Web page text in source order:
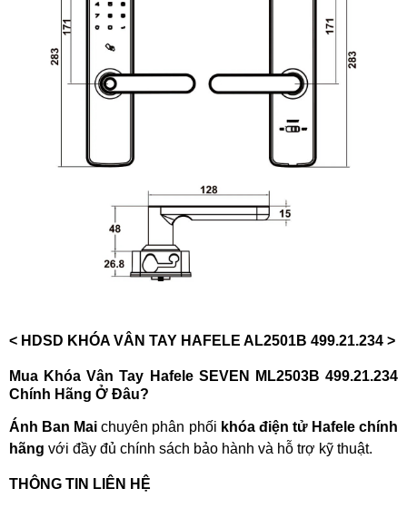
< HDSD KHÓA VÂN TAY HAFELE AL2501B 499.21.234 >
Mua Khóa Vân Tay Hafele SEVEN ML2503B 499.21.234
Chính Hãng Ở Đâu?
Ánh Ban Mai chuyên phân phối khóa điện tử Hafele chính
hãng với đầy đủ chính sách bảo hành và hỗ trợ kỹ thuật.
THÔNG TIN LIÊN HỆ